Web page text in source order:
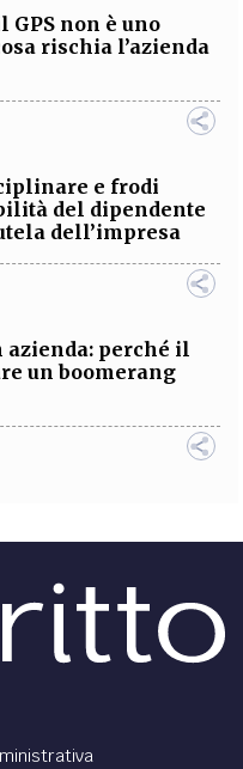
non è uno
rischia l’azienda
e frodi
del dipendente
dell’impresa
perché il
un boomerang